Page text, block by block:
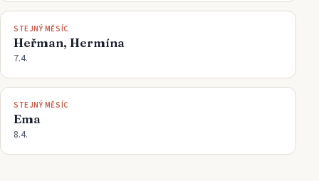
STEJNÝ MĚSÍC
Heřman, Hermína
7.4.
STEJNÝ MĚSÍC
Ema
8.4.